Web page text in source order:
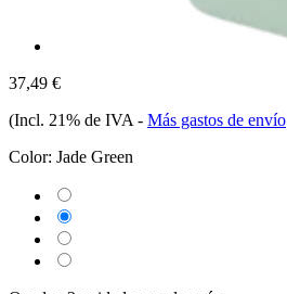
37,49 €
(Incl. 21% de IVA - Más gastos de envío
Color: Jade Green